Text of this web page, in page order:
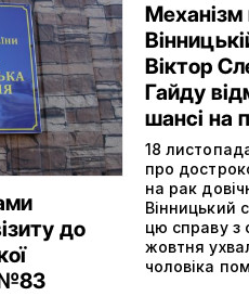
до
№83
Механізм
Віктор
Гайду
шансі на
18
про
на рак
Вінницький
цю справу з
жовтня
чоловіка